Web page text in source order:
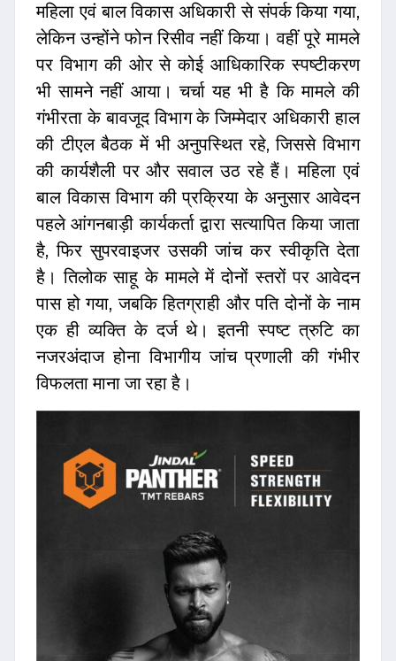
महिला एवं बाल विकास अधिकारी से संपर्क किया गया,
लेकिन उन्होंने फोन रिसीव नहीं किया। वहीं पूरे मामले
पर विभाग की ओर से कोई आधिकारिक स्पष्टीकरण
भी सामने नहीं आया। चर्चा यह भी है कि मामले की
गंभीरता के बावजूद विभाग के जिम्मेदार अधिकारी हाल
की टीएल बैठक में भी अनुपस्थित रहे, जिससे विभाग
की कार्यशैली पर और सवाल उठ रहे हैं। महिला एवं
बाल विकास विभाग की प्रक्रिया के अनुसार आवेदन
पहले आंगनबाड़ी कार्यकर्ता द्वारा सत्यापित किया जाता
है, फिर सुपरवाइजर उसकी जांच कर स्वीकृति देता
है। तिलोक साहू के मामले में दोनों स्तरों पर आवेदन
पास हो गया, जबकि हितग्राही और पति दोनों के नाम
एक ही व्यक्ति के दर्ज थे। इतनी स्पष्ट त्रुटि का
नजरअंदाज होना विभागीय जांच प्रणाली की गंभीर
विफलता माना जा रहा है।